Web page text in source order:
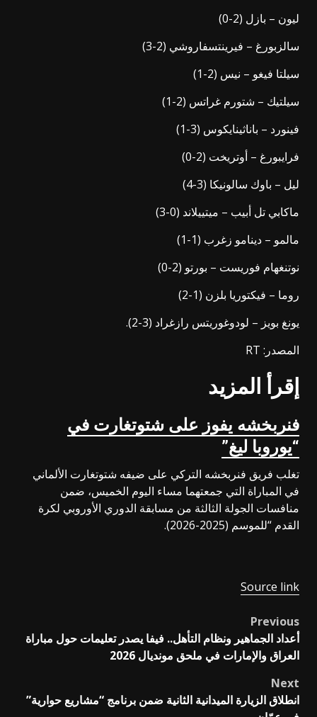
ليون – بازل (2-0)
سالزبورغ – فيرينتسفاروشي (2-3)
سيلتا فيغو – نيس (2-1)
سيلتيك – شتورم غراتس (2-1)
فينورد – باناثينايكوس (3-1)
فرايبورغ – أوتريخت (2-0)
ليل – باوك سالونيكا (3-4)
ماكابي تل أبيب – ميتييلاند (0-3)
مالمو – دينامو زغرب (1-1)
نوتنغهام فوريست – بورتو (2-0)
روما – فيكتوريا بلزن (1-2)
يونغ بويز – لودوغوريتس رازغراد (3-2).
المصدر: RT
إقرأ المزيد
فنربخشه يفوز على شتوتغارت في
“يوروبا ليغ”
تغلب فريق فنربخشه التركي على ضيفه شتوتغارت الألماني
في المباراة التي جمعتهما مساء اليوم الخميس، ضمن
منافسات الجولة الثالثة من مسابقة الدوري الأوروبي لكرة
القدم “للموسم (2025-2026).
Source link
Post
navigation
Previous
أعداد الجماهير ونظام التأهل.. فيفا يصدر تعليمات حول مباراة
العراق والإمارات في ملحق مونديال 2026
Next
انطلاق الزيارة الميدانية الثانية ضمن برنامج “مشاريع حوارية”